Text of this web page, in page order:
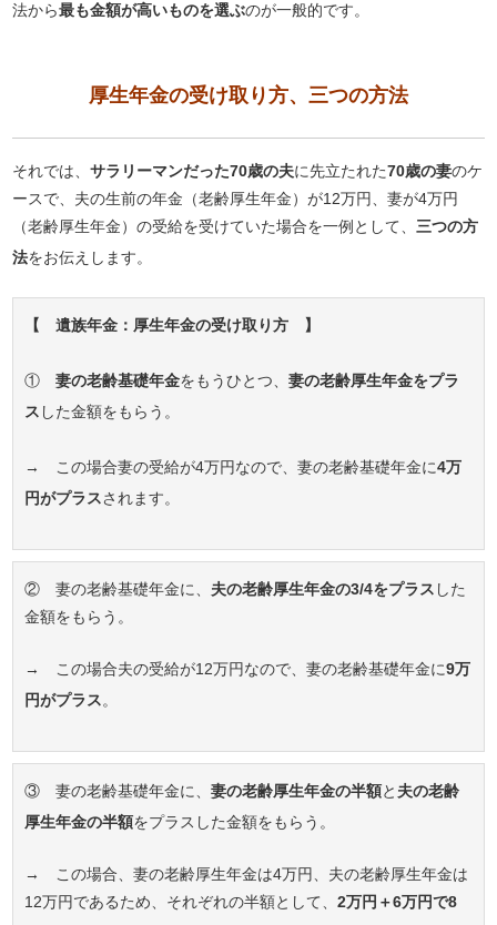
法から最も金額が高いものを選ぶのが一般的です。
厚生年金の受け取り方、三つの方法
それでは、サラリーマンだった70歳の夫に先立たれた70歳の妻のケ
ースで、夫の生前の年金（老齢厚生年金）が12万円、妻が4万円
（老齢厚生年金）の受給を受けていた場合を一例として、三つの方
法をお伝えします。
【 遺族年金：厚生年金の受け取り方 】
①妻の老齢基礎年金をもうひとつ、妻の老齢厚生年金をプラ
ス した金額をもらう。
→ この場合妻の受給が4万円なので、妻の老齢基礎年金に4万
円がプラスされます。
② 妻の老齢基礎年金に、 夫の老齢厚生年金の3/4をプラス した
金額をもらう。
→ この場合夫の受給が12万円なので、妻の老齢基礎年金に9万
円がプラス。
③ 妻の老齢基礎年金に、妻の老齢厚生年金の半額と 夫の老齢
厚生年金の半額をプラスした金額をもらう。
→ この場合、妻の老齢厚生年金は4万円、夫の老齢厚生年金は
12万円であるため、それぞれの半額として、2万円＋6万円で8